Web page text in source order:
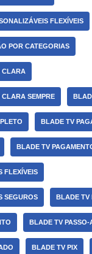
FLEXÍVEIS
POR CATEGORIAS
CLARA
SEMPRE
BLADE TV
BLADE TV
FLEXÍVEIS
SEGUROS BLADE TV
BLADE TV PASSO-
BLADE TV PIX